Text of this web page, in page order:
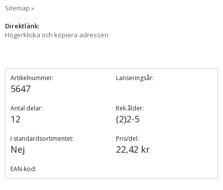
Sitemap »
Direktlänk:
Högerklicka och kopiera adressen
Artikelnummer:
5647
Lanseringsår:
Antal delar:
12
Rek.ålder:
(2)2-5
I standardsortimentet:
Nej
Pris/del:
22,42 kr
EAN-kod: